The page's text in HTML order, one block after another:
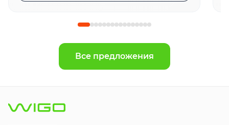
Все предложения